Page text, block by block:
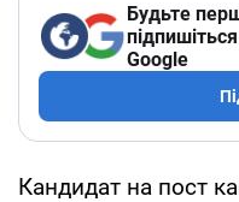
Будьте
Google
Кандидат на пост